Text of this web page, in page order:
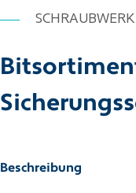
Beschreibung